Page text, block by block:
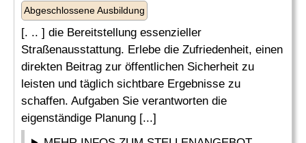
Abgeschlossene Ausbildung
[. .. ] die Bereitstellung essenzieller
Straßenausstattung. Erlebe die Zufriedenheit, einen
direkten Beitrag zur öffentlichen Sicherheit zu
leisten und täglich sichtbare Ergebnisse zu
schaffen. Aufgaben Sie verantworten die
eigenständige Planung [...]